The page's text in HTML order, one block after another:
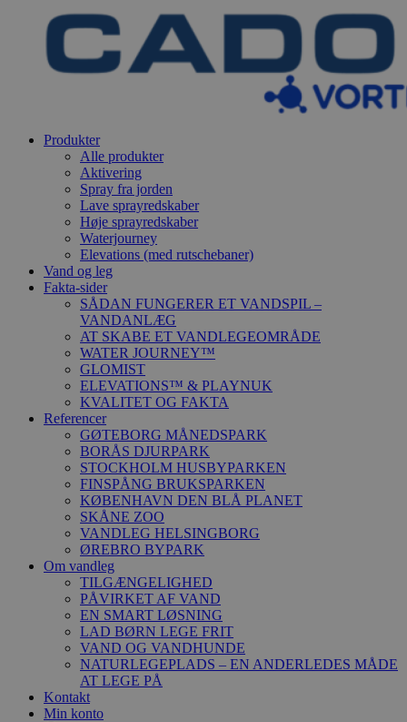
Produkter
Alle produkter
Aktivering
Spray fra jorden
Lave sprayredskaber
Høje sprayredskaber
Waterjourney
Elevations (med rutschebaner)
Vand og leg
Fakta-sider
SÅDAN FUNGERER ET VANDSPIL –
VANDANLÆG
AT SKABE ET VANDLEGEOMRÅDE
WATER JOURNEY™
GLOMIST
ELEVATIONS™ & PLAYNUK
KVALITET OG FAKTA
Referencer
GØTEBORG MÅNEDSPARK
BORÅS DJURPARK
STOCKHOLM HUSBYPARKEN
FINSPÅNG BRUKSPARKEN
KØBENHAVN DEN BLÅ PLANET
SKÅNE ZOO
VANDLEG HELSINGBORG
ØREBRO BYPARK
Om vandleg
TILGÆNGELIGHED
PÅVIRKET AF VAND
EN SMART LØSNING
LAD BØRN LEGE FRIT
VAND OG VANDHUNDE
NATURLEGEPLADS – EN ANDERLEDES MÅDE
AT LEGE PÅ
Kontakt
Min konto